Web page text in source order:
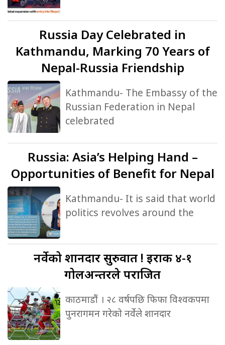
Russia Day Celebrated in
Kathmandu, Marking 70 Years of
Nepal-Russia Friendship
Kathmandu- The Embassy of the
Russian Federation in Nepal
celebrated
Russia: Asia’s Helping Hand –
Opportunities of Benefit for Nepal
Kathmandu- It is said that world
politics revolves around the
नर्वेकोशानदार सुरुवात ! इराक ४-१
गोलअन्तरले पराजित
काठमाडौं । २८ वर्षपछि फिफा विश्वकपमा
पुनरागमन गरेको नर्वेले शानदार